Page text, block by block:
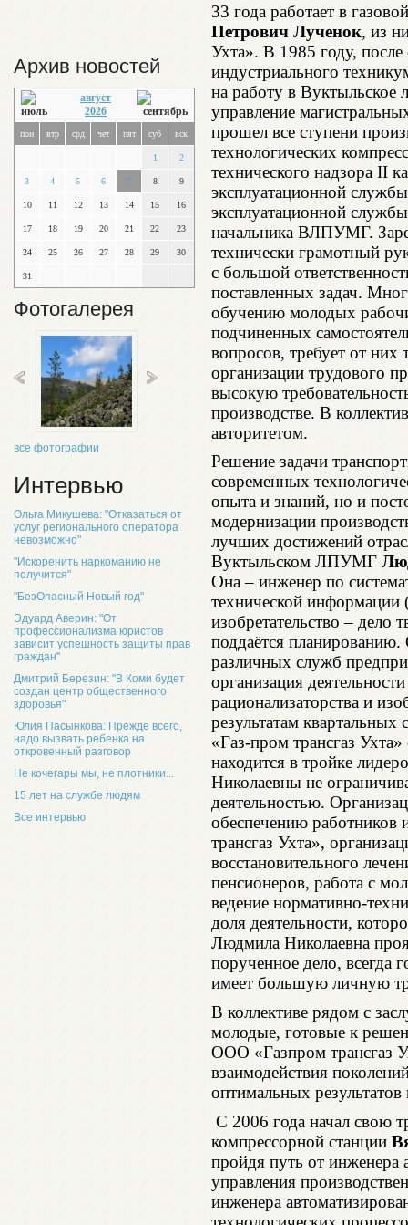
Архив новостей
август
2026
пон втр срд чет пят суб вск
1 2
3 4 5 6 7 8 9
10 11 12 13 14 15 16
17 18 19 20 21 22 23
24 25 26 27 28 29 30
31
Фотогалерея
все фотографии
Интервью
Ольга Микушева: "Отказаться от
услуг регионального оператора
невозможно"
"Искоренить наркоманию не
получится"
"БезОпасный Новый год"
Эдуард Аверин: "От
профессионализма юристов
зависит успешность защиты прав
граждан"
Дмитрий Березин: "В Коми будет
создан центр общественного
здоровья"
Юлия Пасынкова: Прежде всего,
надо вызвать ребенка на
откровенный разговор
Не кочегары мы, не плотники...
15 лет на службе людям
Все интервью
33 года работает в
Петрович Лученок, из
Ухта». В 1985 году,
индустриального
на работу в Вуктыльское
управление
прошел все ступени
технологических
технического надзора II
эксплуатационной
эксплуатационной
начальника ВЛПУМГ.
технически грамотный
с большой
поставленных задач.
обучению молодых
подчиненных
вопросов, требует от
организации трудового
высокую
производстве. В
авторитетом.
Решение задачи
современных
опыта и знаний, но и
модернизации
лучших достижений
Вуктыльском ЛПУМГ
Она – инженер по
технической
изобретательство – дело
поддаётся планированию.
различных служб
организация
рационализаторства и
результатам
«Газ-пром трансгаз
находится в тройке
Николаевны не
деятельностью.
обеспечению
трансгаз Ухта»,
восстановительного
пенсионеров, работа с
ведение нормативно-
доля деятельности,
Людмила Николаевна
порученное дело, всегда
имеет большую личную
В коллективе рядом с
молодые, готовые к
ООО «Газпром трансгаз
взаимодействия
оптимальных результатов
С 2006 года начал свою
компрессорной станции
пройдя путь от инженера
управления
инженера